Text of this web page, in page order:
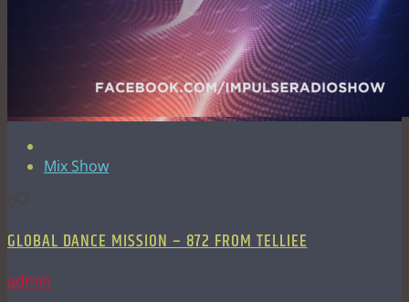
Mix Show
GLOBAL DANCE MISSION – 872 FROM TELLIEE
admin